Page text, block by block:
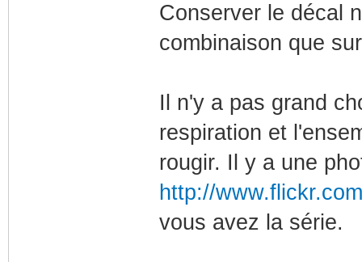
Conserver le décal
combinaison que
Il n'y a pas grand
respiration et
rougir. Il y a une
http://
vous avez la série.